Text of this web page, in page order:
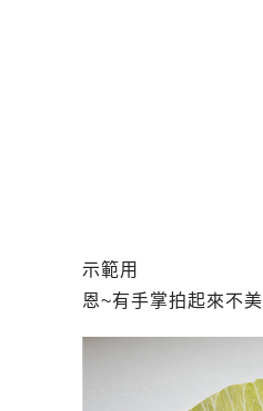
示範用
恩~有手掌拍起來不